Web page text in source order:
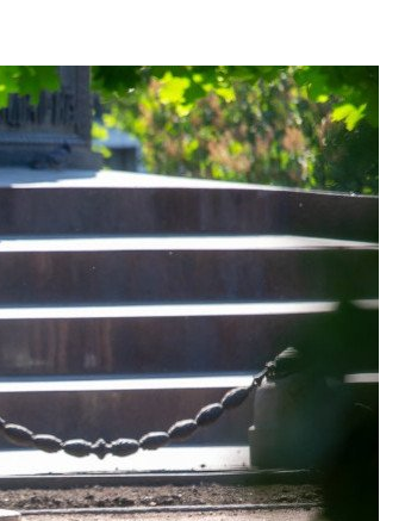
апарты, которые
приблизятся к
уровню сервиса,
КЕЙПОРТ